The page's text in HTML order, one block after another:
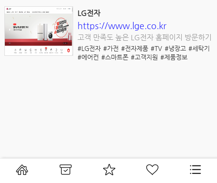
LG전자
https://www.lge.co.kr
고객 만족도 높은 LG전자 홈페이지 방문하기
#LG전자 #가전 #전자제품 #TV #냉장고 #세탁기
#에어컨 #스마트폰 #고객지원 #제품정보